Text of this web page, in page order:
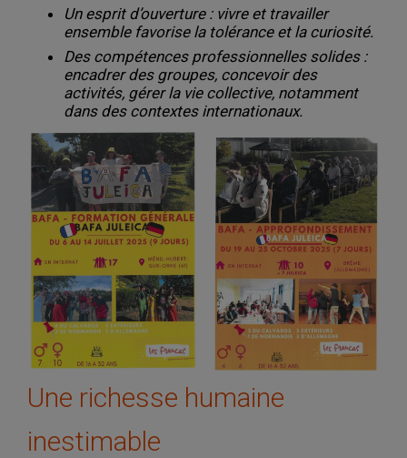
Un esprit d’ouverture : vivre et travailler
ensemble favorise la tolérance et la curiosité.
Des compétences professionnelles solides :
encadrer des groupes, concevoir des
activités, gérer la vie collective, notamment
dans des contextes internationaux.
Une richesse humaine
inestimable